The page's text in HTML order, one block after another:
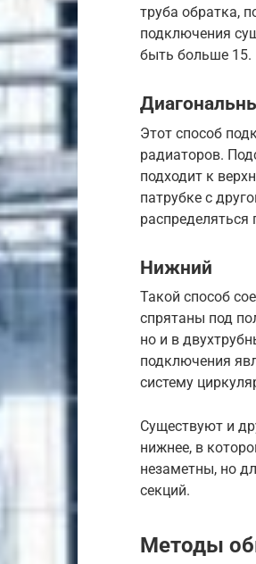
труба обратка,
подключения
быть больше 15.
Этот способ
радиаторов.
подходит к
патрубке с
распределяться
Нижний
Такой способ
спрятаны под
но и в
подключения
систему
Существуют и
нижнее, в
незаметны, но
секций.
Методы